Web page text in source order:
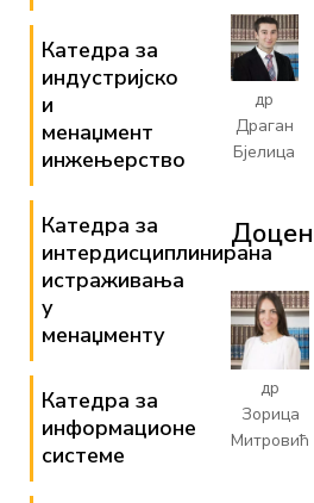
Катедра за
индустријско
и
менаџмент
инжењерство
Катедра за
интердисциплинирана
истраживања
у
менаџменту
Катедра за
информационе
системе
др
Драган
Бјелица
др
Зорица
Митровић